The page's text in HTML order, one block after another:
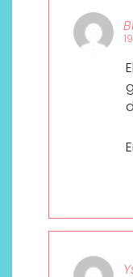
de